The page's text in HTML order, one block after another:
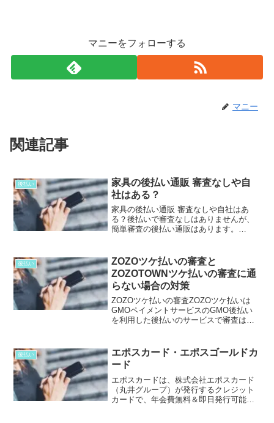
マニーをフォローする
マニー
関連記事
後払い
家具の後払い通販 審査なしや自
社はある？
家具の後払い通販 審査なしや自社はあ
る？後払いで審査なしはありませんが、
簡単審査の後払い通販はあります。
ディ)・コンビニ払い・ATM払い・ネット
バンキング払い...
後払い
ZOZOツケ払いの審査と
ZOZOTOWNツケ払いの審査に通
らない場合の対策
ZOZOツケ払いの審査ZOZOツケ払いは
GMOペイメントサービスのGMO後払い
を利用した後払いのサービスで審査は
審査はcicの信用情報を利用しない簡単な
リアルタ...
後払い
エポスカード・エポスゴールドカ
ード
エポスカードは、株式会社エポスカード
（丸井グループ）が発行するクレジット
カードで、年会費無料＆即日発行可能な